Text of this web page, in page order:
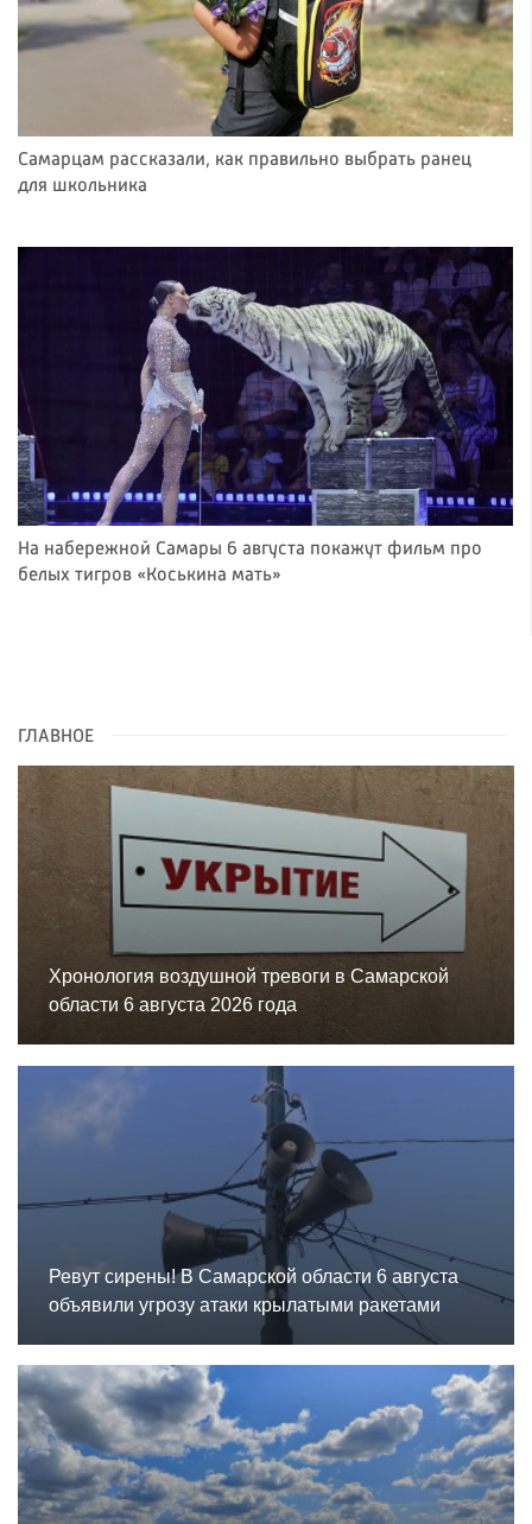
Самарцам рассказали, как правильно выбрать ранец
для школьника
На набережной Самары 6 августа покажут фильм про
белых тигров «Коськина мать»
ГЛАВНОЕ
Хронология воздушной тревоги в Самарской
области 6 августа 2026 года
Ревут сирены! В Самарской области 6 августа
объявили угрозу атаки крылатыми ракетами